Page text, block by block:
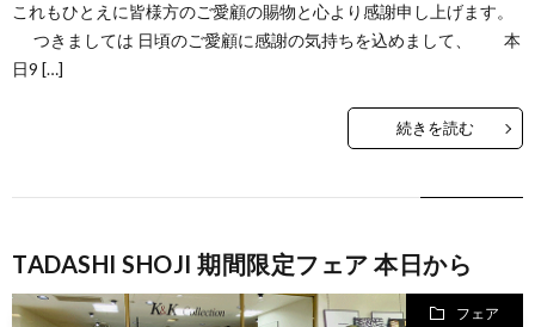
これもひとえに皆様方のご愛顧の賜物と心より感謝申し上げます。
つきましては 日頃のご愛顧に感謝の気持ちを込めまして、 本
日9 […]
続きを読む
TADASHI SHOJI 期間限定フェア 本日から
フェア